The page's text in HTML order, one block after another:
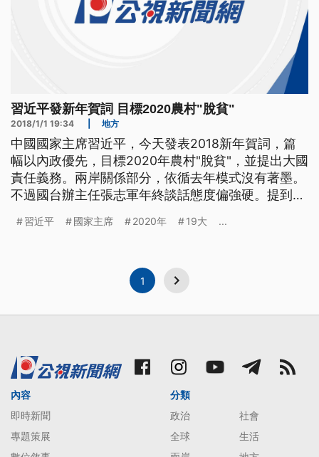
習近平發新年賀詞 目標2020農村"脫貧"
2018/1/1 19:34 地方
中國國家主席習近平，今天發表2018新年賀詞，篇
幅以內政優先，目標2020年農村"脫貧"，並提出大國
責任義務。兩岸關係部分，依循去年模式沒有著墨。
不過國台辦主任張志軍年終談話態度偏強硬。提到展
能開啟對話協商。 中國國家主席習近平發表2018新
習近平 國家主席 2020年 19大 ...
1
內容
即時新聞
專題策展
分類
政治
社會
全球
生活